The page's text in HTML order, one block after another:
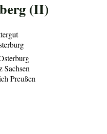
(II)
Sachsen
Preußen